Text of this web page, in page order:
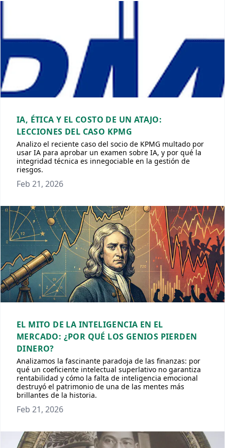
IA, ÉTICA Y EL COSTO DE UN ATAJO:
LECCIONES DEL CASO KPMG
Analizo el reciente caso del socio de KPMG multado por
usar IA para aprobar un examen sobre IA, y por qué la
integridad técnica es innegociable en la gestión de
riesgos.
Feb 21, 2026
EL MITO DE LA INTELIGENCIA EN EL
MERCADO: ¿POR QUÉ LOS GENIOS PIERDEN
DINERO?
Analizamos la fascinante paradoja de las finanzas: por
qué un coeficiente intelectual superlativo no garantiza
rentabilidad y cómo la falta de inteligencia emocional
destruyó el patrimonio de una de las mentes más
brillantes de la historia.
Feb 21, 2026